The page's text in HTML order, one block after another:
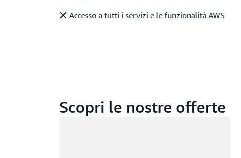
Accesso a tutti i servizi e le funzionalità AWS
Scopri le nostre offerte